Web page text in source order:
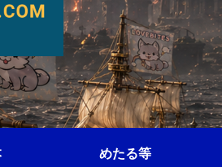
めたる等